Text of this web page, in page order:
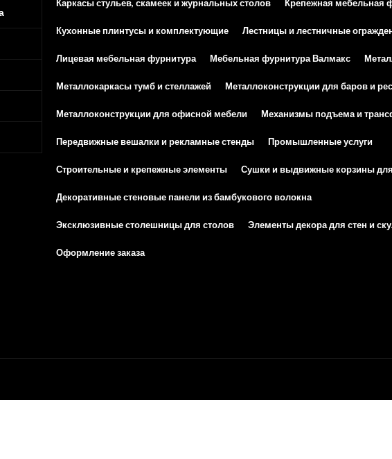
Каркасы стульев, скамеек и журнальных столов Крепежная мебельная
Кухонные плинтусы и комплектующие Лестницы и лестничные
Лицевая мебельная фурнитура Мебельная фурнитура Валмакс
Металлокаркасы тумб и стеллажей Металлоконструкции для баров и
Металлоконструкции для офисной мебели Механизмы подъема и
Передвижные вешалки и рекламные стенды Промышленные услуги
Строительные и крепежные элементы Сушки и выдвижные корзины
Декоративные стеновые панели из бамбукового волокна
Эксклюзивные столешницы для столов Элементы декора для стен и
Оформление заказа